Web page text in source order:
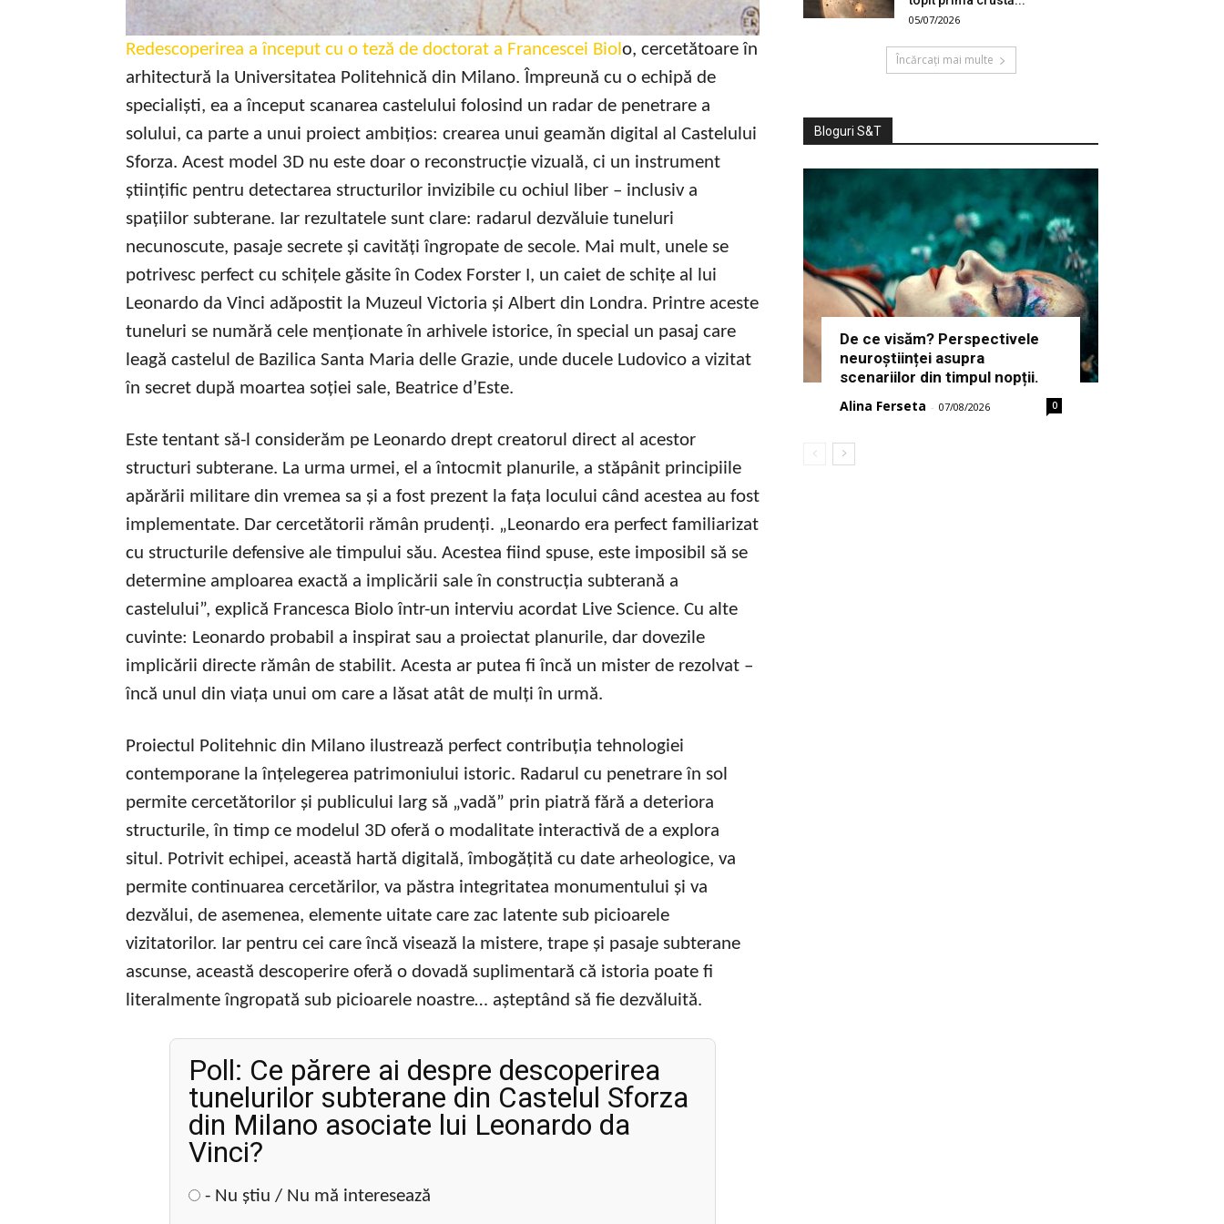
Redescoperirea a început cu o teză de doctorat a Francescei Biol o, cercetătoare în
arhitectură la Universitatea Politehnică din Milano. Împreună cu o echipă de
specialiști, ea a început scanarea castelului folosind un radar de penetrare a
solului, ca parte a unui proiect ambițios: crearea unui geamăn digital al Castelului
Sforza. Acest model 3D nu este doar o reconstrucție vizuală, ci un instrument
științific pentru detectarea structurilor invizibile cu ochiul liber – inclusiv a
spațiilor subterane. Iar rezultatele sunt clare: radarul dezvăluie tuneluri
necunoscute, pasaje secrete și cavități îngropate de secole. Mai mult, unele se
potrivesc perfect cu schițele găsite în Codex Forster I, un caiet de schițe al lui
Leonardo da Vinci adăpostit la Muzeul Victoria și Albert din Londra. Printre aceste
tuneluri se numără cele menționate în arhivele istorice, în special un pasaj care
leagă castelul de Bazilica Santa Maria delle Grazie, unde ducele Ludovico a vizitat
în secret după moartea soției sale, Beatrice d’Este.
Este tentant să-l considerăm pe Leonardo drept creatorul direct al acestor
structuri subterane. La urma urmei, el a întocmit planurile, a stăpânit principiile
apărării militare din vremea sa și a fost prezent la fața locului când acestea au fost
implementate. Dar cercetătorii rămân prudenți. „Leonardo era perfect familiarizat
cu structurile defensive ale timpului său. Acestea fiind spuse, este imposibil să se
determine amploarea exactă a implicării sale în construcția subterană a
castelului”, explică Francesca Biolo într-un interviu acordat Live Science. Cu alte
cuvinte: Leonardo probabil a inspirat sau a proiectat planurile, dar dovezile
implicării directe rămân de stabilit. Acesta ar putea fi încă un mister de rezolvat –
încă unul din viața unui om care a lăsat atât de mulți în urmă.
Proiectul Politehnic din Milano ilustrează perfect contribuția tehnologiei
contemporane la înțelegerea patrimoniului istoric. Radarul cu penetrare în sol
permite cercetătorilor și publicului larg să „vadă” prin piatră fără a deteriora
structurile, în timp ce modelul 3D oferă o modalitate interactivă de a explora
situl. Potrivit echipei, această hartă digitală, îmbogățită cu date arheologice, va
permite continuarea cercetărilor, va păstra integritatea monumentului și va
dezvălui, de asemenea, elemente uitate care zac latente sub picioarele
vizitatorilor. Iar pentru cei care încă visează la mistere, trape și pasaje subterane
ascunse, această descoperire oferă o dovadă suplimentară că istoria poate fi
literalmente îngropată sub picioarele noastre… așteptând să fie dezvăluită.
Poll: Ce părere ai despre descoperirea
tunelurilor subterane din Castelul Sforza
din Milano asociate lui Leonardo da
Vinci?
- Nu știu / Nu mă interesează
05/07/2026
Încărcați mai multe
Bloguri S&T
De ce visăm? Perspectivele
neuroștiinței asupra
scenariilor din timpul nopții.
Alina Ferseta - 07/08/2026 0